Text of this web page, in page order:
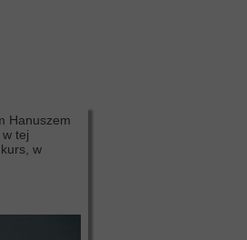
Hanuszem
tej
w